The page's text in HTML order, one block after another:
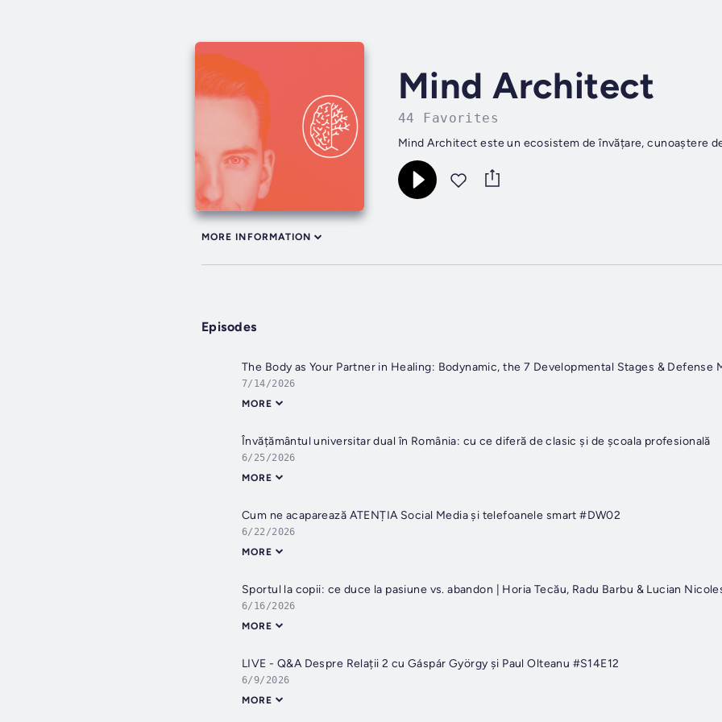
Mind Architect
44 Favorites
Mind Architect este un ecosistem de învățare, cunoaștere
MORE INFORMATION
Episodes
The Body as Your Partner in Healing: Bodynamic, the 7 Developmental Stages & Defense
7/14/2026
MORE
Învățământul universitar dual în România: cu ce diferă de clasic și de școala profesională
6/25/2026
MORE
Cum ne acaparează ATENȚIA Social Media și telefoanele smart #DW02
6/22/2026
MORE
Sportul la copii: ce duce la pasiune vs. abandon | Horia Tecău, Radu Barbu & Lucian
6/16/2026
MORE
LIVE - Q&A Despre Relații 2 cu Gáspár György și Paul Olteanu #S14E12
6/9/2026
MORE